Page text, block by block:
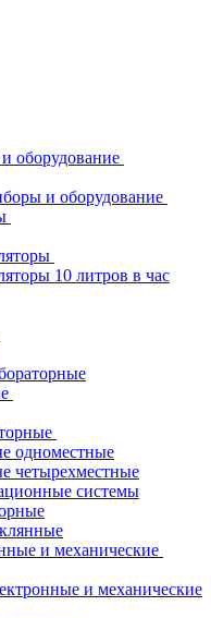
оборудование
и оборудование
10 литров в час
одноместные
четырехместные
системы
и механические
и механические